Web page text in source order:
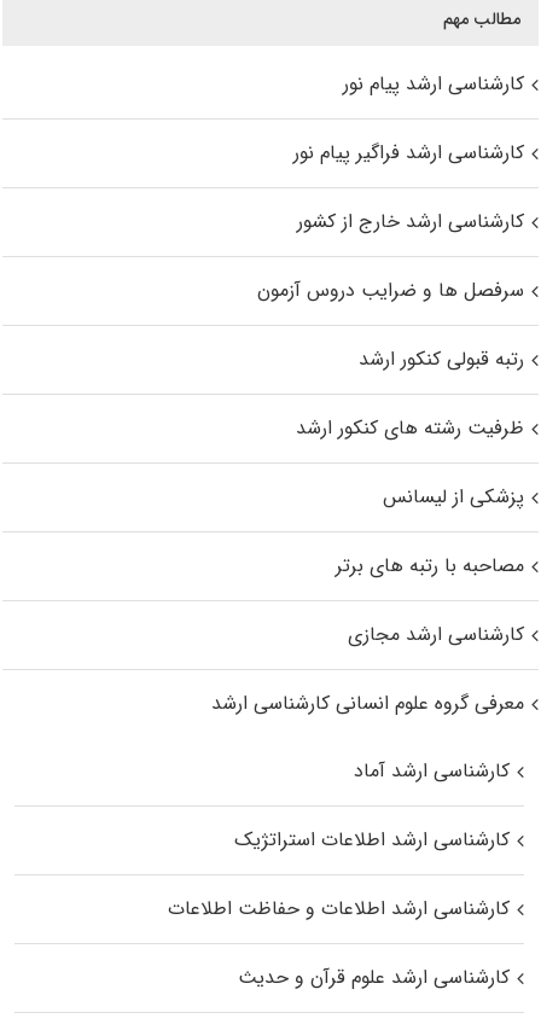
مطالب مهم
کارشناسی ارشد پیام نور
کارشناسی ارشد فراگیر پیام نور
کارشناسی ارشد خارج از کشور
سرفصل ها و ضرایب دروس آزمون
رتبه قبولی کنکور ارشد
ظرفیت رشته های کنکور ارشد
پزشکی از لیسانس
مصاحبه با رتبه های برتر
کارشناسی ارشد مجازی
معرفی گروه علوم انسانی کارشناسی ارشد
کارشناسی ارشد آماد
کارشناسی ارشد اطلاعات استراتژیک
کارشناسی ارشد اطلاعات و حفاظت اطلاعات
کارشناسی ارشد علوم قرآن و حدیث